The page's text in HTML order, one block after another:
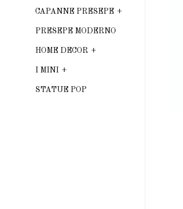
CAPANNE PRESEPE
PRESEPE MODERNO
HOME DECOR
I MINI
STATUE POP